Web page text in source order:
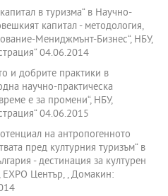
в туризма“ в Научно-
капитал - методология,
Мениджмънт-Бизнес“, НБУ,
04.06.2014
и добрите практики в
научно-практическа
е за промени“, НБУ,
04.06.2015
на антропогенното
пред културния туризъм“ в
- дестинация за културен
ЕХРО Център, , Домакин: